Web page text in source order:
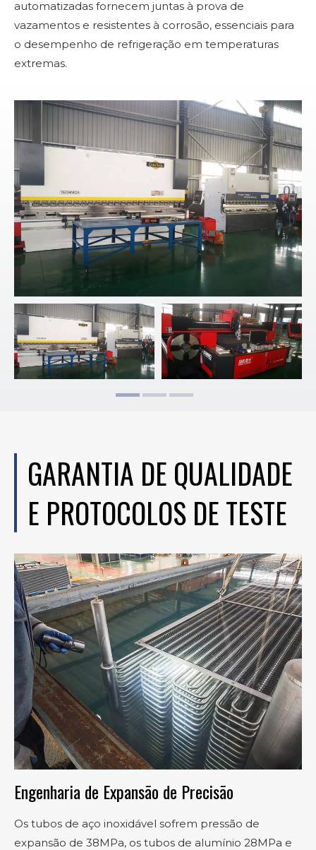
automatizadas fornecem juntas à prova de
vazamentos e resistentes à corrosão, essenciais para
o desempenho de refrigeração em temperaturas
extremas.
GARANTIA DE QUALIDADE
E PROTOCOLOS DE TESTE
Engenharia de Expansão de Precisão
Os tubos de aço inoxidável sofrem pressão de
expansão de 38MPa, os tubos de alumínio 28MPa e